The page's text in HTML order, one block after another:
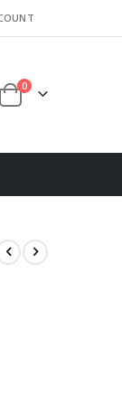
Cart
0elementi